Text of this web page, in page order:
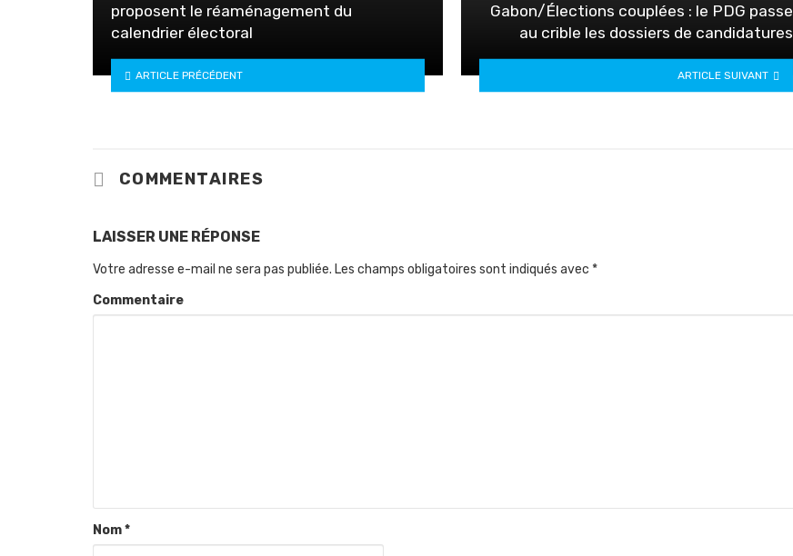
proposent le réaménagement du
calendrier électoral
ARTICLE PRÉCÉDENT
Gabon/Élections couplées : le PDG passe
au crible les dossiers de candidatures
ARTICLE SUIVANT
COMMENTAIRES
LAISSER UNE RÉPONSE
Votre adresse e-mail ne sera pas publiée. Les champs obligatoires sont indiqués avec *
Commentaire
Nom*